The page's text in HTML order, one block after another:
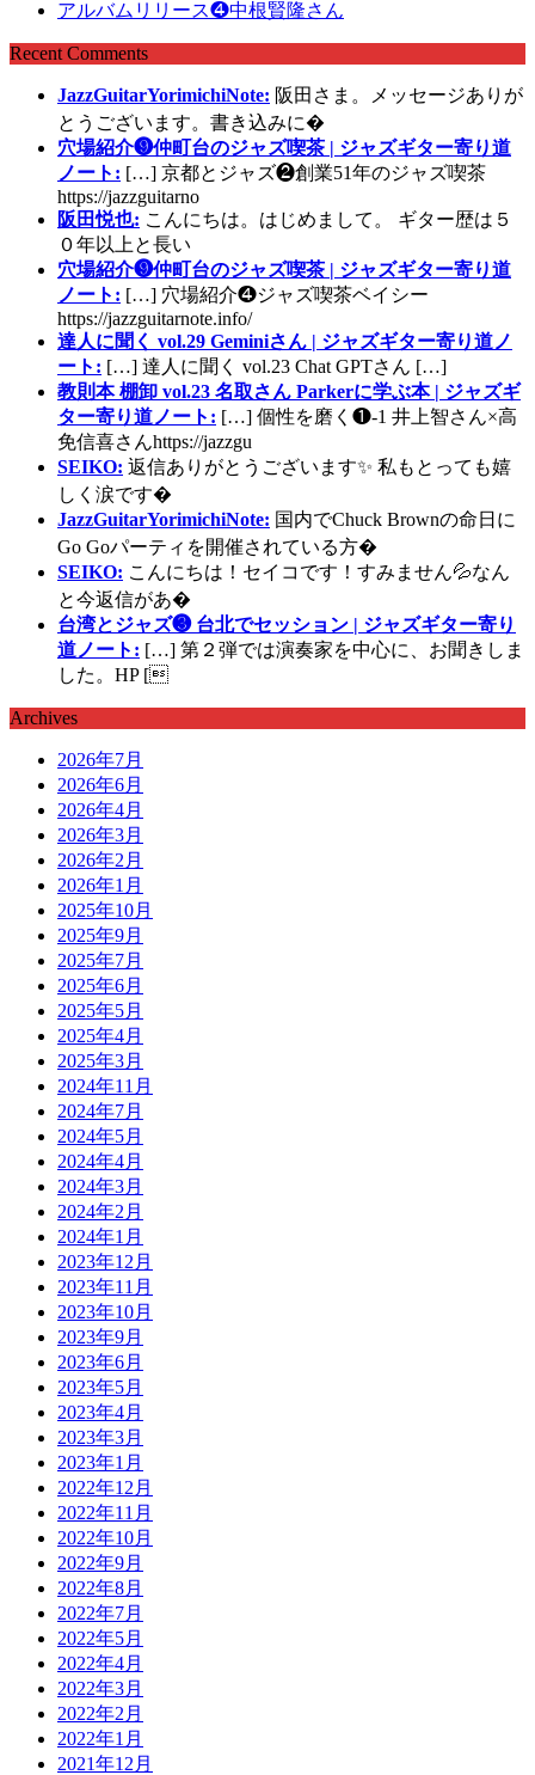
アルバムリリース❹中根賢隆さん
Recent Comments
JazzGuitarYorimichiNote: 阪田さま。メッセージありが
とうございます。書き込みに�
穴場紹介❾仲町台のジャズ喫茶 | ジャズギター寄り道
ノート: […] 京都とジャズ❷創業51年のジャズ喫茶
https://jazzguitarno
阪田悦也: こんにちは。はじめまして。 ギター歴は５
０年以上と長い
穴場紹介❾仲町台のジャズ喫茶 | ジャズギター寄り道
ノート: […] 穴場紹介❹ジャズ喫茶ベイシー
https://jazzguitarnote.info/
達人に聞く vol.29 Geminiさん | ジャズギター寄り道ノ
ート: […] 達人に聞く vol.23 Chat GPTさん […]
教則本 棚卸 vol.23 名取さん Parkerに学ぶ本 | ジャズギ
ター寄り道ノート: […] 個性を磨く❶-1 井上智さん×高
免信喜さんhttps://jazzgu
SEIKO: 返信ありがとうございます✨ 私もとっても嬉
しく涙です�
JazzGuitarYorimichiNote: 国内でChuck Brownの命日に
Go Goパーティを開催されている方�
SEIKO: こんにちは！セイコです！すみません💦なん
と今返信があ�
台湾とジャズ❸ 台北でセッション | ジャズギター寄り
道ノート: […] 第２弾では演奏家を中心に、お聞きしま
した。HP [
Archives
2026年7月
2026年6月
2026年4月
2026年3月
2026年2月
2026年1月
2025年10月
2025年9月
2025年7月
2025年6月
2025年5月
2025年4月
2025年3月
2024年11月
2024年7月
2024年5月
2024年4月
2024年3月
2024年2月
2024年1月
2023年12月
2023年11月
2023年10月
2023年9月
2023年6月
2023年5月
2023年4月
2023年3月
2023年1月
2022年12月
2022年11月
2022年10月
2022年9月
2022年8月
2022年7月
2022年5月
2022年4月
2022年3月
2022年2月
2022年1月
2021年12月